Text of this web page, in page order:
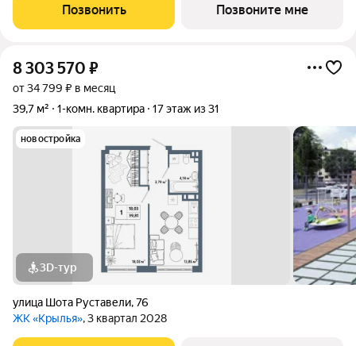
Позвонить Позвоните мне
8 303 570 ₽
от 34 799 ₽ в месяц
39,7 м²
1-комн. квартира 17 этаж из 31
новостройка
3D-тур
улица Шота Руставели,76
ЖК «Крылья», 3 квартал 2028